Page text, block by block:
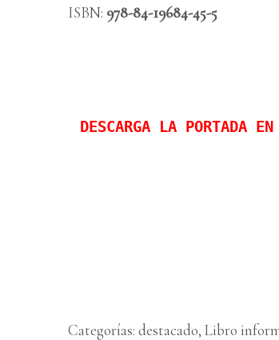
ISBN: 978-84-19684-45-5
DESCARGA LA PORTADA
Categorías: destacado, Libro